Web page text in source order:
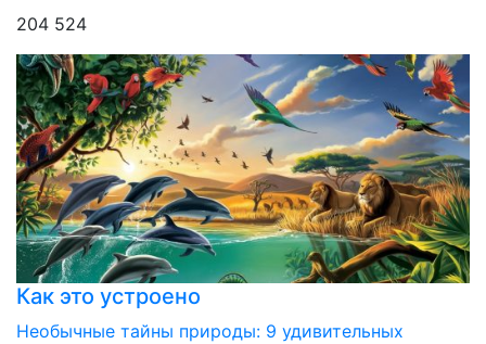
204 524
Как это устроено
Необычные тайны природы: 9 удивительных